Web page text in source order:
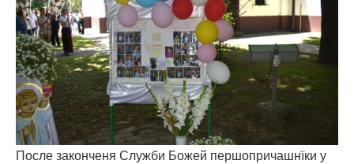
После законченя Служби Божей першопричашнїки у